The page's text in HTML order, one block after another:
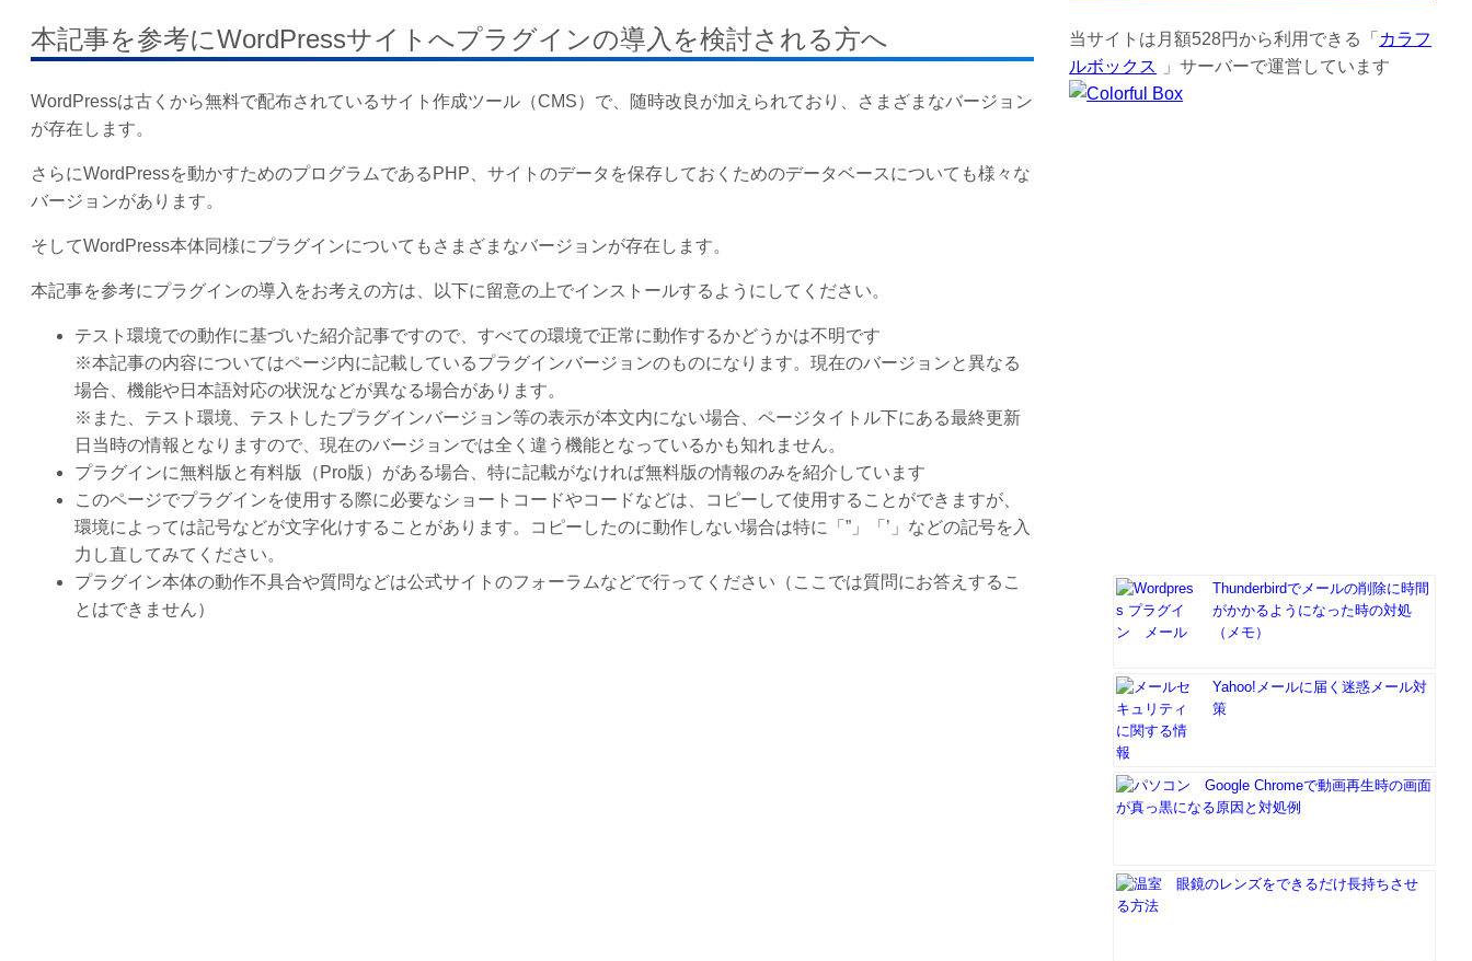
本記事を参考にWordPressサイトへプラグインの導入を検討される方へ
WordPressは古くから無料で配布されているサイト作成ツール（CMS）で、随時改良が加えられており、さまざまなバージョン
が存在します。
さらにWordPressを動かすためのプログラムであるPHP、サイトのデータを保存しておくためのデータベースについても様々な
バージョンがあります。
そしてWordPress本体同様にプラグインについてもさまざまなバージョンが存在します。
本記事を参考にプラグインの導入をお考えの方は、以下に留意の上でインストールするようにしてください。
テスト環境での動作に基づいた紹介記事ですので、すべての環境で正常に動作するかどうかは不明です
※本記事の内容についてはページ内に記載しているプラグインバージョンのものになります。現在のバージョンと異なる
場合、機能や日本語対応の状況などが異なる場合があります。
※また、テスト環境、テストしたプラグインバージョン等の表示が本文内にない場合、ページタイトル下にある最終更新
日当時の情報となりますので、現在のバージョンでは全く違う機能となっているかも知れません。
プラグインに無料版と有料版（Pro版）がある場合、特に記載がなければ無料版の情報のみを紹介しています
このページでプラグインを使用する際に必要なショートコードやコードなどは、コピーして使用することができますが、
環境によっては記号などが文字化けすることがあります。コピーしたのに動作しない場合は特に「”」「’」などの記号を入
力し直してみてください。
プラグイン本体の動作不具合や質問などは公式サイトのフォーラムなどで行ってください（ここでは質問にお答えするこ
とはできません）
当サイトは月額528円から利用できる「 カラフ
ルボックス
」サーバーで運営しています
Thunderbirdでメールの削除に時間
がかかるようになった時の対処
（メモ）
Yahoo!メールに届く迷惑メール対
策
Google Chromeで動画再生時の画面
が真っ黒になる原因と対処例
眼鏡のレンズをできるだけ長持ちさせ
る方法